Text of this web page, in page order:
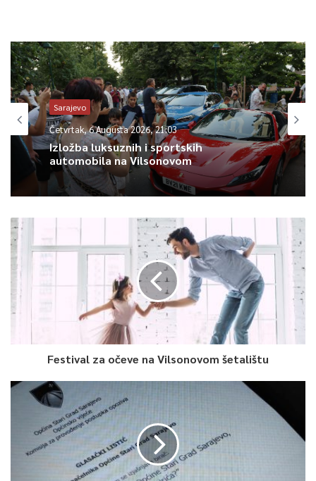
vještaka arhitektonske struke te izvođenje više od 400
materijalnih dokaza.
0
Article Rating
Sarajevo
Četvrtak, 6 Augusta 2026, 21:03
Izložba luksuznih i sportskih
automobila na Vilsonovom
Festival za očeve na Vilsonovom šetalištu